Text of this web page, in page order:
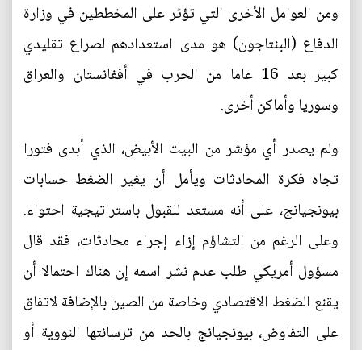
ومن العوامل الأخرى التي تؤثر على المخططين في وزارة
الدفاع (البنتاجون) هو مدى استعدادهم لصراع تقليدي
كبير بعد 16 عاما من الحرب في أفغانستان والعراق
وسوريا وأماكن أخرى.
ولم يصدر أي مؤشر من البيت الأبيض، الذي أبدى فتورا
تجاه فكرة المحادثات ويأمل أن يغير الضغط حسابات
بيونجيانج، على أنه مستعد للقبول باستراتيجية احتواء.
وعلى الرغم من التشاؤم إزاء إجراء محادثات، فقد قال
مسؤول أمريكي طلب عدم نشر اسمه إن هناك احتمالا أن
يقنع الضغط الاقتصادي وخاصة من الصين بالإضافة لاتفاق
على التفاوض، بيونجيانج بالحد من ترسانتها النووية أو